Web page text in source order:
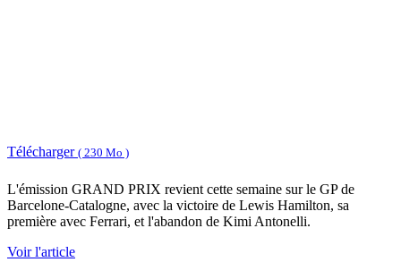
Télécharger ( 230 Mo )
L'émission GRAND PRIX revient cette semaine sur le GP de
Barcelone-Catalogne, avec la victoire de Lewis Hamilton, sa
première avec Ferrari, et l'abandon de Kimi Antonelli.
Voir l'article